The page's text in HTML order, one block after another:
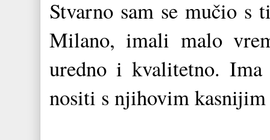
Stvarno sam se mučio
Milano, imali malo
uredno i kvalitetno. Ima
nositi s njihovim kasnijim